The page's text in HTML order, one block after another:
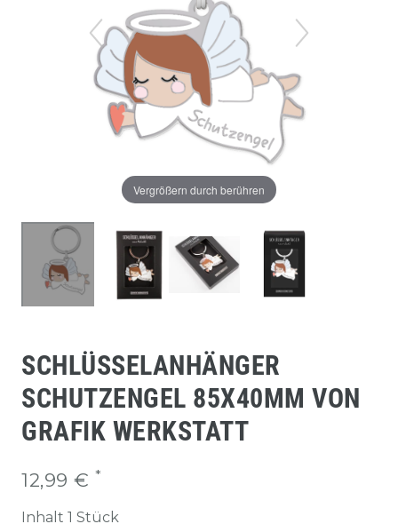
Vergrößern durch berühren
SCHLÜSSELANHÄNGER
SCHUTZENGEL 85X40MM VON
GRAFIK WERKSTATT
12,99 € *
Inhalt 1 Stück